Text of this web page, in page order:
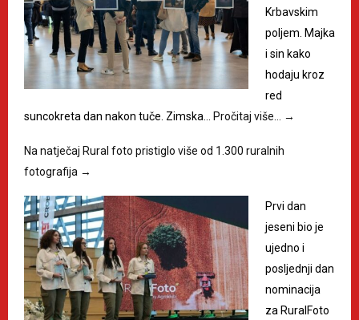
Krbavskim
poljem. Majka
i sin kako
hodaju kroz
red
suncokreta dan nakon tuče. Zimska…
Pročitaj više… →
Na natječaj Rural foto pristiglo više od 1.300 ruralnih
fotografija →
Prvi dan
jeseni bio je
ujedno i
posljednji dan
nominacija
za RuralFoto